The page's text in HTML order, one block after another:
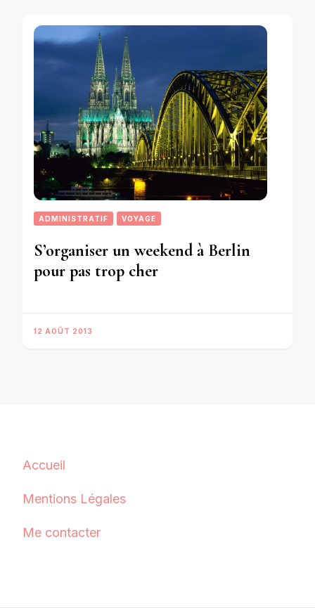
ADMINISTRATIF VOYAGE
S’organiser un weekend à Berlin
pour pas trop cher
12 AOÛT 2013
Accueil
Mentions Légales
Me contacter